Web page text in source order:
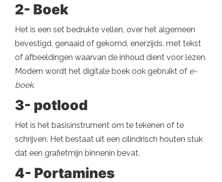
2- Boek
Het is een set bedrukte vellen, over het algemeen
bevestigd, genaaid of gekomd, enerzijds, met tekst
of afbeeldingen waarvan de inhoud dient voor lezen.
Modern wordt het digitale boek ook gebruikt of e-
boek.
3- potlood
Het is het basisinstrument om te tekenen of te
schrijven. Het bestaat uit een cilindrisch houten stuk
dat een grafietmijn binnenin bevat.
4- Portamines